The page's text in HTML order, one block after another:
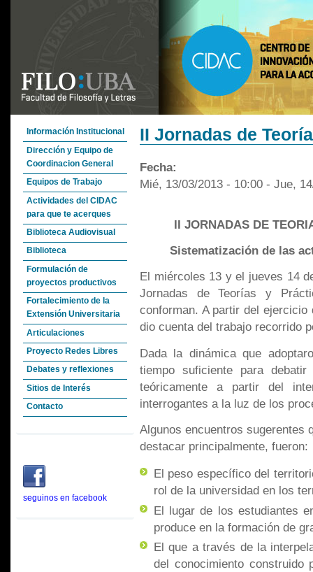
Información Institucional
Dirección y Equipo de
Coordinacion General
Equipos de Trabajo
Actividades del CIDAC
para que te acerques
Biblioteca Audiovisual
Biblioteca
Formulación de
proyectos productivos
Fortalecimiento de la
Extensión Universitaria
Articulaciones
Proyecto Redes Libres
Debates y reflexiones
Sitios de Interés
Contacto
seguinos en facebook
II Jornadas de
Fecha:
Mié, 13/03/2013 - 10:00 - Jue,
II JORNADAS DE
Sistematización de las
El miércoles 13 y el jueves 14
Jornadas de Teorías y
conforman. A partir del
dio cuenta del trabajo recorrido
Dada la dinámica que
tiempo suficiente para
teóricamente a partir del
interrogantes a la luz de los
Algunos encuentros sugerentes
destacar principalmente, fueron:
El peso específico del
rol de la universidad en los
El lugar de los estudiantes
produce en la formación de
El que a través de la
del conocimiento construido